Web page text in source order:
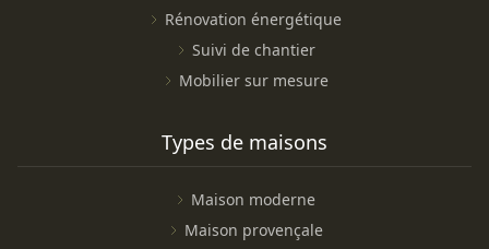
Rénovation énergétique
Suivi de chantier
Mobilier sur mesure
Types de maisons
Maison moderne
Maison provençale